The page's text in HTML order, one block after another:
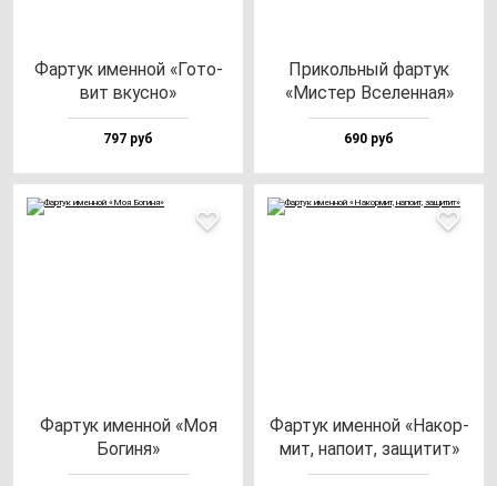
Фар­тук имен­ной «Гото­
вит вкус­но»
797 руб
При­коль­ный фар­тук
«Мис­тер Все­лен­ная»
690 руб
Фар­тук имен­ной «Моя
Боги­ня»
Фар­тук имен­ной «Накор­
мит, на­по­ит, за­щи­тит»